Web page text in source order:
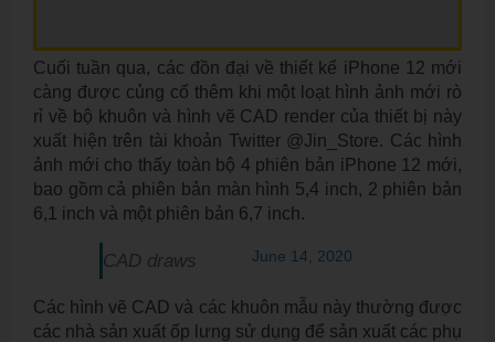
Cuối tuần qua, các đồn đại về thiết kế iPhone 12 mới
càng được củng cố thêm khi một loạt hình ảnh mới rò
rỉ về bộ khuôn và hình vẽ CAD render của thiết bị này
xuất hiện trên tài khoản Twitter @Jin_Store. Các hình
ảnh mới cho thấy toàn bộ 4 phiên bản iPhone 12 mới,
bao gồm cả phiên bản màn hình 5,4 inch, 2 phiên bản
6,1 inch và một phiên bản 6,7 inch.
CAD draws June 14, 2020
Các hình vẽ CAD và các khuôn mẫu này thường được
các nhà sản xuất ốp lưng sử dụng để sản xuất các phụ